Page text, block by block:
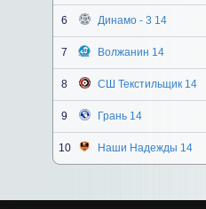
6 Динамо - 3 14
7 Волжанин 14
8 СШ Текстильщик 14
9 Грань 14
10 Наши Надежды 14